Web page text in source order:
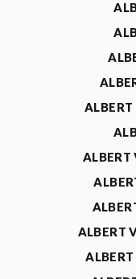
ALBERT
ALBERT
ALBERT